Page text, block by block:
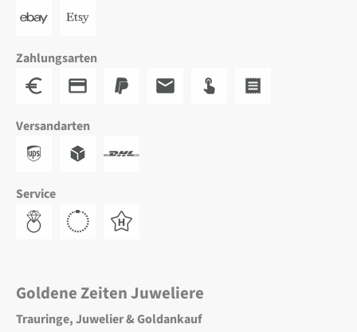
Zahlungsarten
Versandarten
Service
Goldene Zeiten Juweliere
Trauringe, Juwelier & Goldankauf